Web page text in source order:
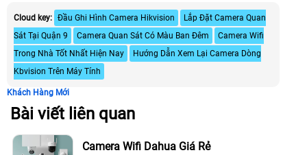
Cloud key: Đầu Ghi Hình Camera Hikvision
Lắp Đặt Camera Quan
Sát Tại Quận 9
Camera Quan Sát Có Màu Ban Đêm
Camera Wifi
Trong Nhà Tốt Nhất Hiện Nay
Hướng Dẫn Xem Lại Camera Dòng
Kbvision Trên Máy Tính
Khách Hàng Mới
Bài viết liên quan
Camera Wifi Dahua Giá Rẻ